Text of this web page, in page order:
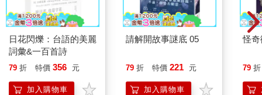
日花閃爍：台語的美麗
詞彙&一百首詩
79 折 特價 356 元
加入購物車
請解開故事謎底 05
79 折 特價 221 元
加入購物車
怪
79 折